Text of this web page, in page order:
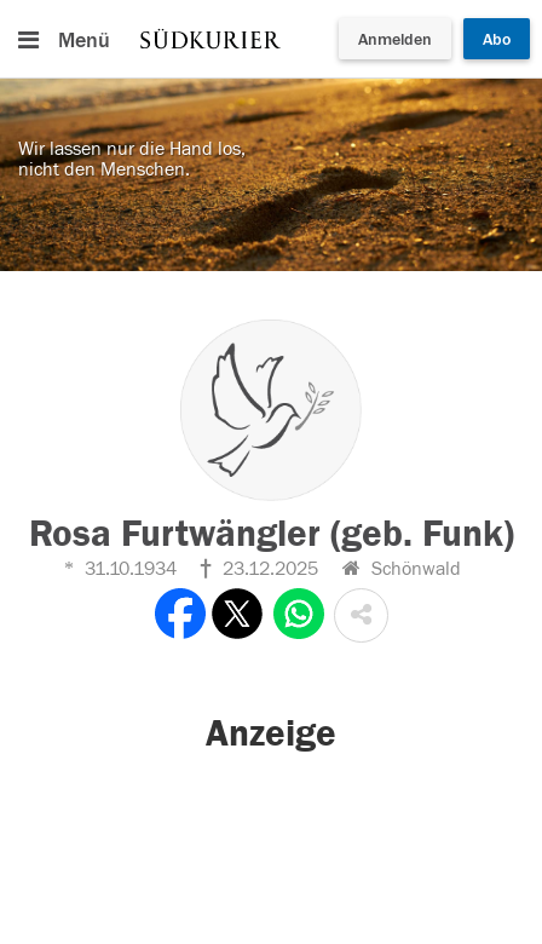
Menü Anmelden Abo
Wir lassen nur die Hand los,
nicht den Menschen.
Rosa Furtwängler (geb. Funk)
31.10.1934 23.12.2025 Schönwald
Anzeige